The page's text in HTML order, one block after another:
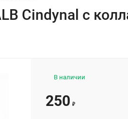
Cindynal с
В наличии
250 ₽